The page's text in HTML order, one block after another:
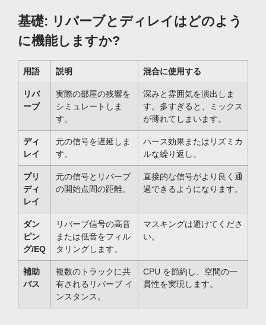
基礎: リバーブとディレイはどのよう
に機能しますか?
用語 説明 混合に使用する
リバ
ーブ
実際の部屋の残響を
シミュレートしま
す。
深みと雰囲気を演出しま
す。多すぎると、ミックス
が薄れてしまいます。
ディ
レイ
元の信号を遅延しま
す。
ハース効果またはリズミカ
ルな繰り返し。
プリ
ディ
レイ
元の信号とリバーブ
の開始点間の距離。
直接的な信号がより良く通
過できるようになります。
ダン
ピン
グ/EQ
リバーブ信号の高音
または低音をフィル
タリングします。
マスキングは避けてくださ
い。
補助
バス
複数のトラックに共
有されるリバーブ イ
ンスタンス。
CPU を節約し、空間の一
貫性を実現します。